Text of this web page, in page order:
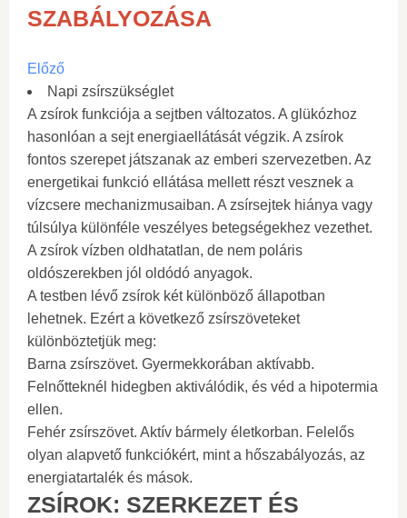
SZABÁLYOZÁSA
Előző
Napi zsírszükséglet
A zsírok funkciója a sejtben változatos. A glükózhoz
hasonlóan a sejt energiaellátását végzik. A zsírok
fontos szerepet játszanak az emberi szervezetben. Az
energetikai funkció ellátása mellett részt vesznek a
vízcsere mechanizmusaiban. A zsírsejtek hiánya vagy
túlsúlya különféle veszélyes betegségekhez vezethet.
A zsírok vízben oldhatatlan, de nem poláris
oldószerekben jól oldódó anyagok.
A testben lévő zsírok két különböző állapotban
lehetnek. Ezért a következő zsírszöveteket
különböztetjük meg:
Barna zsírszövet. Gyermekkorában aktívabb.
Felnőtteknél hidegben aktiválódik, és véd a hipotermia
ellen.
Fehér zsírszövet. Aktív bármely életkorban. Felelős
olyan alapvető funkciókért, mint a hőszabályozás, az
energiatartalék és mások.
ZSÍROK: SZERKEZET ÉS